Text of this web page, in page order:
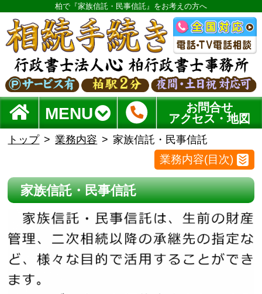
柏で『家族信託・民事信託』をお考えの方へ
MENU
お問合せ
アクセス・地図
トップ 業務内容 家族信託・民事信託
業務内容(目次)
家族信託・民事信託